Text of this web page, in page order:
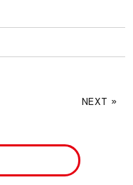
NEXT »